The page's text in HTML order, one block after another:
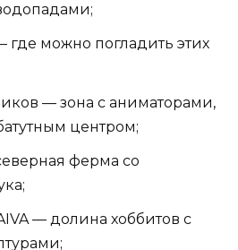
где можно погладить этих
— зона с аниматорами,
центром;
ферма со
— долина хоббитов с